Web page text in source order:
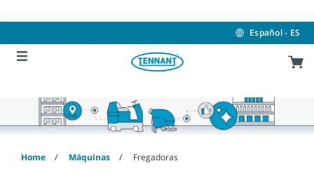
to
to
menu
Español - ES
Home Máquinas Fregadoras